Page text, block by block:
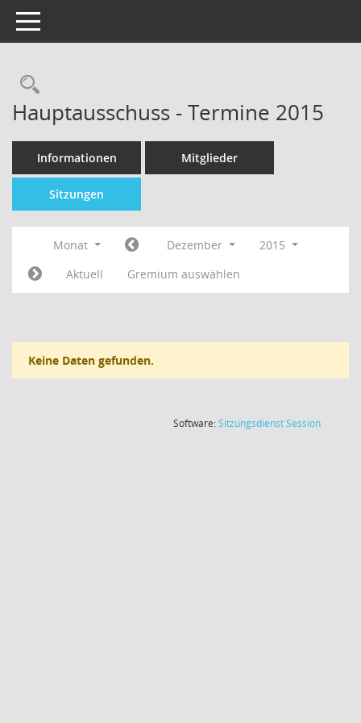
Toggle navigation
Hauptausschuss - Termine 2015
Informationen Mitglieder
Sitzungen
Monat Dezember
2015
Aktuell
Gremium auswählen
Keine Daten gefunden.
Software:SitzungsdienstSession(Wird in